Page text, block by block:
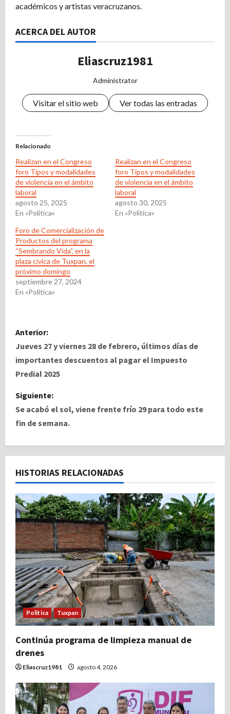
académicos y artistas veracruzanos.
ACERCA DEL AUTOR
Eliascruz1981
Administrator
Visitar el sitio web Ver todas las entradas
Relacionado
Realizan en el Congreso
foro Tipos y modalidades
de violencia en el ámbito
laboral
agosto 25, 2025
En «Politica»
Realizan en el Congreso
foro Tipos y modalidades
de violencia en el ámbito
laboral
agosto 30, 2025
En «Politica»
Foro de Comercialización de
Productos del programa
“Sembrando Vida”, en la
plaza cívica de Tuxpan, el
próximo domingo
septiembre 27, 2024
En «Politica»
N
a
v
e
g
c
i
ó
n
d
e
e
n
t
r
a
d
Anterior:
Jueves 27 y viernes 28 de febrero, últimos días de
importantes descuentos al pagar el Impuesto
Predial 2025
Siguiente:
Se acabó el sol, viene frente frío 29 para todo este
fin de semana.
HISTORIAS RELACIONADAS
Politica Tuxpan
Continúa programa de limpieza manual de
drenes
Eliascruz1981 agosto 4, 2026